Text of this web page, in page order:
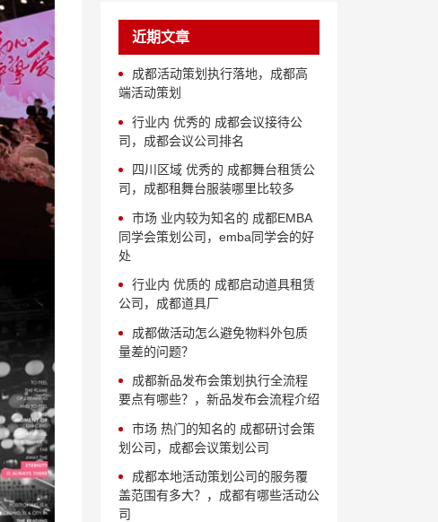
近期文章
成都活动策划执行落地，成都高
端活动策划
行业内 优秀的 成都会议接待公
司，成都会议公司排名
四川区域 优秀的 成都舞台租赁公
司，成都租舞台服装哪里比较多
市场 业内较为知名的 成都EMBA
同学会策划公司，emba同学会的好
处
行业内 优质的 成都启动道具租赁
公司，成都道具厂
成都做活动怎么避免物料外包质
量差的问题？
成都新品发布会策划执行全流程
要点有哪些？，新品发布会流程介绍
市场 热门的知名的 成都研讨会策
划公司，成都会议策划公司
成都本地活动策划公司的服务覆
盖范围有多大？，成都有哪些活动公
司